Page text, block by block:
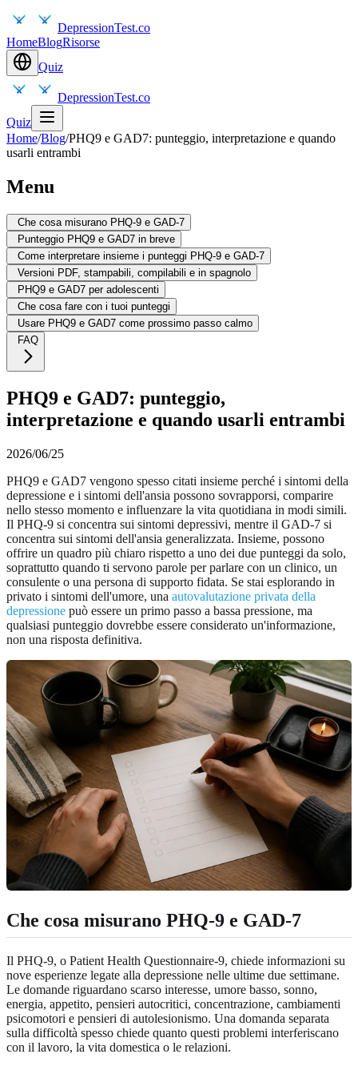
DepressionTest.co
HomeBlogRisorse
Quiz
DepressionTest.co
Quiz
Home/Blog/PHQ9 e GAD7: punteggio, interpretazione e quando
usarli entrambi
Menu
Che cosa misurano PHQ-9 e GAD-7
Punteggio PHQ9 e GAD7 in breve
Come interpretare insieme i punteggi PHQ-9 e GAD-7
Versioni PDF, stampabili, compilabili e in spagnolo
PHQ9 e GAD7 per adolescenti
Che cosa fare con i tuoi punteggi
Usare PHQ9 e GAD7 come prossimo passo calmo
FAQ
PHQ9 e GAD7: punteggio,
interpretazione e quando usarli entrambi
2026/06/25
PHQ9 e GAD7 vengono spesso citati insieme perché i sintomi della
depressione e i sintomi dell'ansia possono sovrapporsi, comparire
nello stesso momento e influenzare la vita quotidiana in modi simili.
Il PHQ-9 si concentra sui sintomi depressivi, mentre il GAD-7 si
concentra sui sintomi dell'ansia generalizzata. Insieme, possono
offrire un quadro più chiaro rispetto a uno dei due punteggi da solo,
soprattutto quando ti servono parole per parlare con un clinico, un
consulente o una persona di supporto fidata. Se stai esplorando in
privato i sintomi dell'umore, una autovalutazione privata della
depressione può essere un primo passo a bassa pressione, ma
qualsiasi punteggio dovrebbe essere considerato un'informazione,
non una risposta definitiva.
Che cosa misurano PHQ-9 e GAD-7
Il PHQ-9, o Patient Health Questionnaire-9, chiede informazioni su
nove esperienze legate alla depressione nelle ultime due settimane.
Le domande riguardano scarso interesse, umore basso, sonno,
energia, appetito, pensieri autocritici, concentrazione, cambiamenti
psicomotori e pensieri di autolesionismo. Una domanda separata
sulla difficoltà spesso chiede quanto questi problemi interferiscano
con il lavoro, la vita domestica o le relazioni.